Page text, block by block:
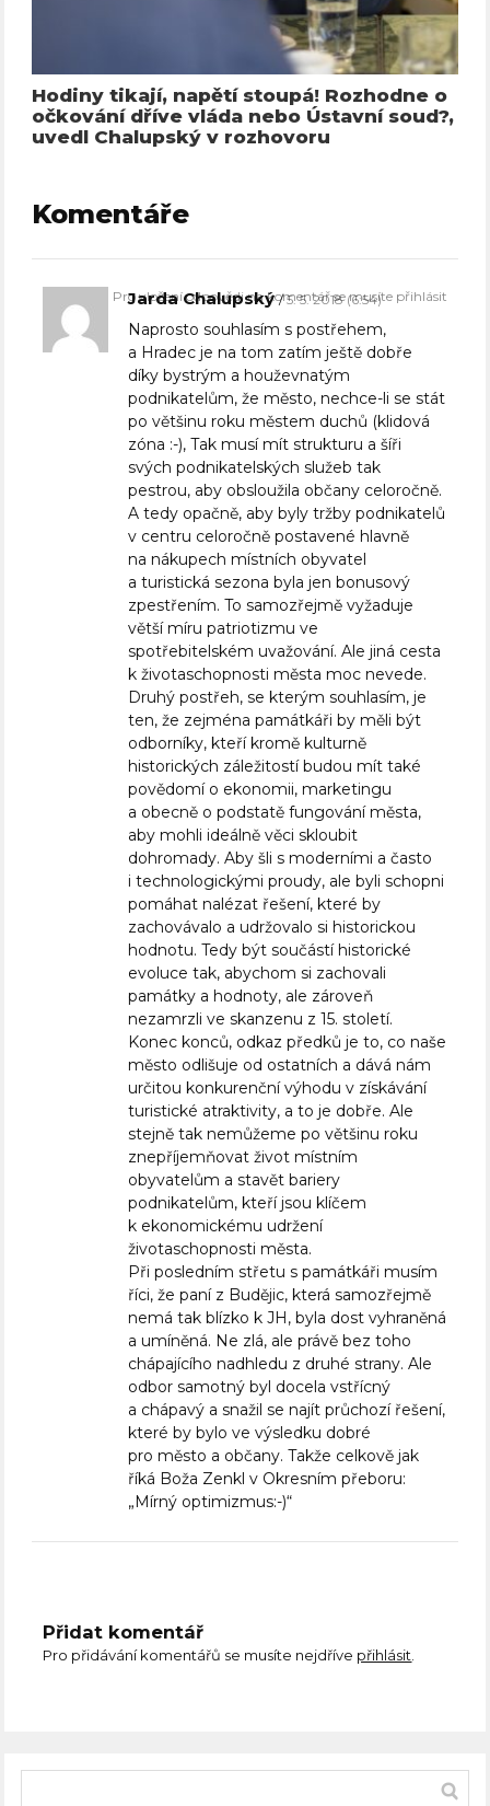
Hodiny tikají, napětí stoupá! Rozhodne o
očkování dříve vláda nebo Ústavní soud?,
uvedl Chalupský v rozhovoru
Komentáře
Jarda Chalupský 5. 5. 2018 (6:54)
Naprosto souhlasím s postřehem,
a Hradec je na tom zatím ještě dobře
díky bystrým a houževnatým
podnikatelům, že město, nechce-li se stát
po většinu roku městem duchů (klidová
zóna :-), Tak musí mít strukturu a šíři
svých podnikatelských služeb tak
pestrou, aby obsloužila občany celoročně.
A tedy opačně, aby byly tržby podnikatelů
v centru celoročně postavené hlavně
na nákupech místních obyvatel
a turistická sezona byla jen bonusový
zpestřením. To samozřejmě vyžaduje
větší míru patriotizmu ve
spotřebitelském uvažování. Ale jiná cesta
k životaschopnosti města moc nevede.
Druhý postřeh, se kterým souhlasím, je
ten, že zejména památkáři by měli být
odborníky, kteří kromě kulturně
historických záležitostí budou mít také
povědomí o ekonomii, marketingu
a obecně o podstatě fungování města,
aby mohli ideálně věci skloubit
dohromady. Aby šli s moderními a často
i technologickými proudy, ale byli schopni
pomáhat nalézat řešení, které by
zachovávalo a udržovalo si historickou
hodnotu. Tedy být součástí historické
evoluce tak, abychom si zachovali
památky a hodnoty, ale zároveň
nezamrzli ve skanzenu z 15. století.
Konec konců, odkaz předků je to, co naše
město odlišuje od ostatních a dává nám
určitou konkurenční výhodu v získávání
turistické atraktivity, a to je dobře. Ale
stejně tak nemůžeme po většinu roku
znepříjemňovat život místním
obyvatelům a stavět bariery
podnikatelům, kteří jsou klíčem
k ekonomickému udržení
životaschopnosti města.
Při posledním střetu s památkáři musím
říci, že paní z Budějic, která samozřejmě
nemá tak blízko k JH, byla dost vyhraněná
a umíněná. Ne zlá, ale právě bez toho
chápajícího nadhledu z druhé strany. Ale
odbor samotný byl docela vstřícný
a chápavý a snažil se najít průchozí řešení,
které by bylo ve výsledku dobré
pro město a občany. Takže celkově jak
říká Boža Zenkl v Okresním přeboru:
„Mírný optimizmus:-)“
Pro vložení odpovědi na komentář se musíte přihlásit
Přidat komentář
Pro přidávání komentářů se musíte nejdříve přihlásit